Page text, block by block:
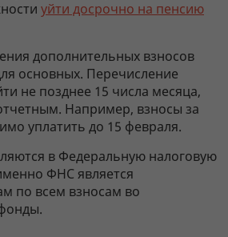
уйти досрочно на пенсию
дополнительных взносов
основных. Перечисление
не позднее 15 числа месяца,
Например, взносы за
уплатить до 15 февраля.
в Федеральную налоговую
ФНС является
по всем взносам во